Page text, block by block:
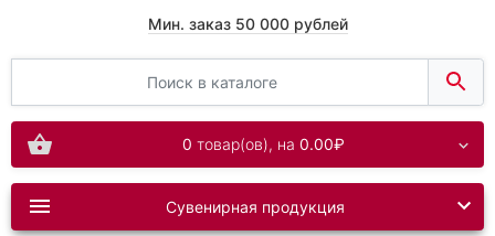
Мин. заказ 50 000 рублей
0 товар(ов), на 0.00₽
Сувенирная продукция